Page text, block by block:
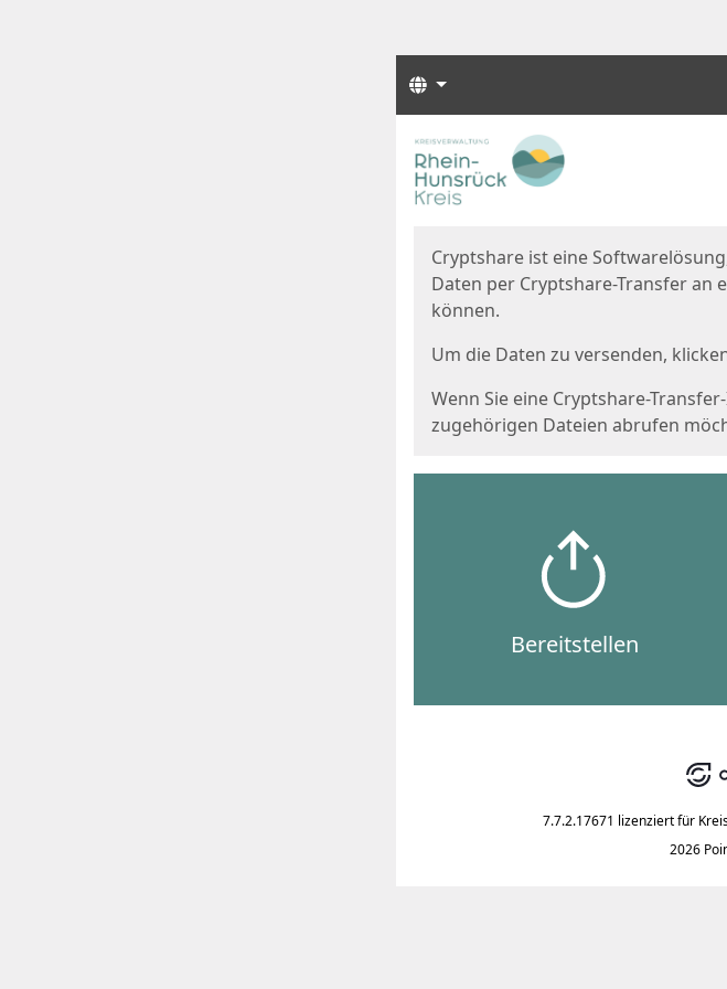
Sprachen
Start
Cryptshare ist eine
Daten per Cryptshare-Transfer an
können.
Um die Daten zu versenden,
Wenn Sie eine Cryptshare-
zugehörigen Dateien abrufen
Bereitstellen
7.7.2.17671 lizenziert für
2026